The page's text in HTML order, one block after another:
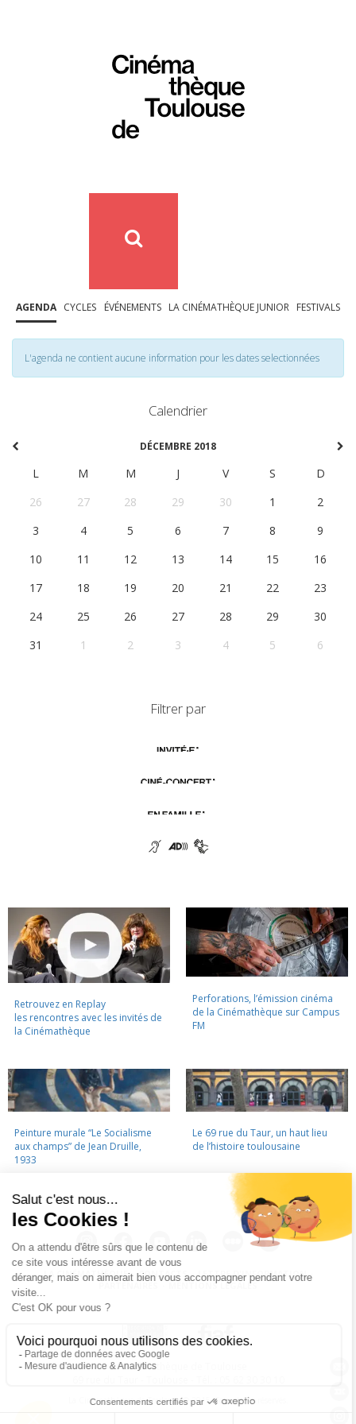
AGENDA CYCLES ÉVÉNEMENTS LA CINÉMATHÈQUE JUNIOR FESTIVALS
L'agenda ne contient aucune information pour les dates selectionnées
Calendrier
DÉCEMBRE 2018
L M M J V S
D
26
27 28 29 30 1
2
3
4 5 6 7 8
9
10
11 12 13 14 15
16
17
18 19 20 21 22
23
24
25 26 27 28 29
30
31
1 2 3 4 5 6
Filtrer par
Retrouvez en Replay
les rencontres avec les invités de
la Cinémathèque
Perforations, l’émission cinéma
de la Cinémathèque sur Campus
FM
Peinture murale “Le Socialisme
aux champs” de Jean Druille,
1933
Le 69 rue du Taur, un haut lieu
de l’histoire toulousaine
LA CINÉMATHÈQUE · CONTACTS · LETTRE D'INFORMATION ·
PARTENAIRES
MENTIONS LÉGALES
La Cinémathèque de Toulouse
La Cinémathèque de Toulouse © 2015. Tous droits réservés.